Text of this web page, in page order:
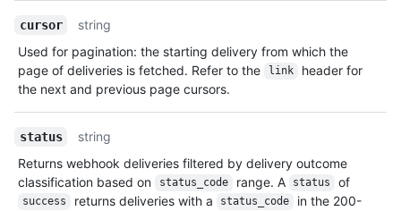
cursor
string
Used for pagination: the starting delivery from which the
page of deliveries is fetched. Refer to the
link
header for
the next and previous page cursors.
status
string
Returns webhook deliveries filtered by delivery outcome
classification based on
status_code range. A status of
success returns deliveries with a status_code
in the 200-